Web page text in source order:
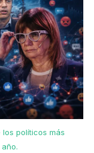
políticos más